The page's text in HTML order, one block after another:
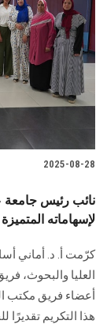
2025-08-28
نائب رئيس جامعة
لإسهاماته
كرّمت أ. د. أماني
العليا والبحوث،
أعضاء فريق مكتب
هذا التكريم